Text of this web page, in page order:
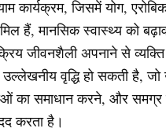
कार्यक्रम, जिसमें योग,
हैं, मानसिक स्वास्थ्य को
जीवनशैली अपनाने से व्यक्ति
उल्लेखनीय वृद्धि हो सकती है,
का समाधान करने, और समग्र
करता है।